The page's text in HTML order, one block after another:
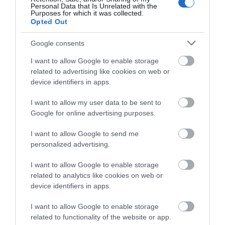
Personal Data that Is Unrelated with the
Purposes for which it was collected.
Opted Out
Google consents
I want to allow Google to enable storage
related to advertising like cookies on web or
device identifiers in apps.
I want to allow my user data to be sent to
Google for online advertising purposes.
I want to allow Google to send me
personalized advertising.
I want to allow Google to enable storage
related to analytics like cookies on web or
device identifiers in apps.
I want to allow Google to enable storage
related to functionality of the website or app.
Συντάξεις Σεπτεμβρίου 2026:
Πότε πληρώνονται οι δικαιούχοι –
Οι ημερομηνίες του e-ΕΦΚΑ
06.08.2026 | 21:40
Σοκ στην Εύβοια με την κοπέλα
που έπεσε από την γέφυρα: Τα
νεότερα για την υγεία της
06.08.2026 | 21:20
Κινδύνευσε κτηνοτροφική μονάδα
– Νέο βίντεο
Καφές: Τα οφέλη της μέτριας
κατανάλωσης σύμφωνα με ειδικό
06.08.2026 | 21:00Όλες οι τελευταίες ειδήσεις